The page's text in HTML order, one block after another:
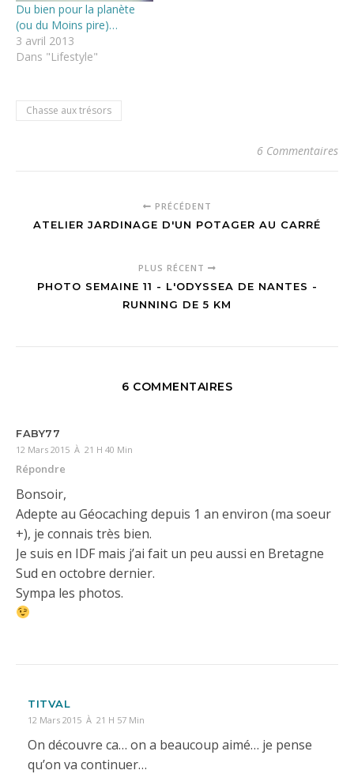
Du bien pour la planète
(ou du Moins pire)…
3 avril 2013
Dans "Lifestyle"
Chasse aux trésors
6 Commentaires
PRÉCÉDENT
ATELIER JARDINAGE D'UN POTAGER AU CARRÉ
PLUS RÉCENT
PHOTO SEMAINE 11 - L'ODYSSEA DE NANTES -
RUNNING DE 5 KM
6 COMMENTAIRES
FABY77
12 Mars 2015 À 21 H 40 Min
Répondre
Bonsoir,
Adepte au Géocaching depuis 1 an environ (ma soeur
+), je connais très bien.
Je suis en IDF mais j’ai fait un peu aussi en Bretagne
Sud en octobre dernier.
Sympa les photos.
TITVAL
12 Mars 2015 À 21 H 57 Min
On découvre ca… on a beaucoup aimé… je pense
qu’on va continuer…